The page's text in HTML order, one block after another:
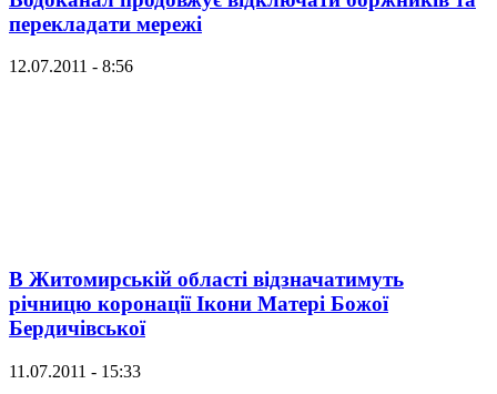
перекладати мережі
12.07.2011 - 8:56
В Житомирській області відзначатимуть
річницю коронації Ікони Матері Божої
Бердичівської
11.07.2011 - 15:33